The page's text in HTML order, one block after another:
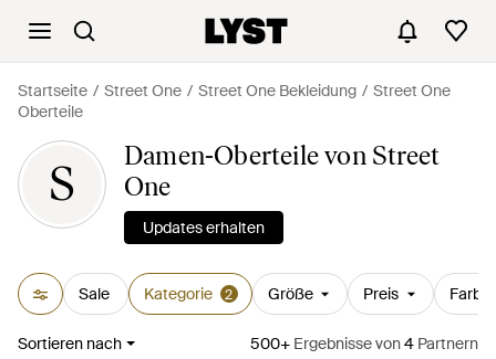
Startseite Street One Street One Bekleidung
Street One
Oberteile
S
Damen-Oberteile von Street
One
Updates erhalten
Sale Kategorie 2 Größe Preis Farbe
Sortieren nach 500+ Ergebnissevon4 Partnern